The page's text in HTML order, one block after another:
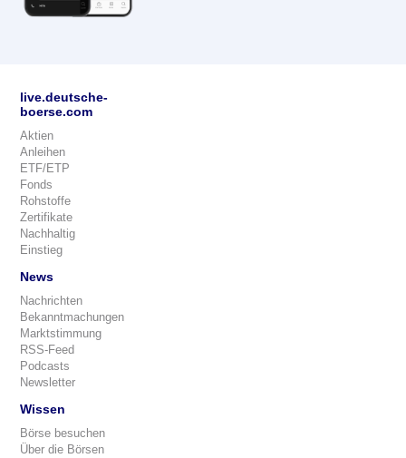
live.deutsche-
boerse.com
Aktien
Anleihen
ETF/ETP
Fonds
Rohstoffe
Zertifikate
Nachhaltig
Einstieg
News
Nachrichten
Bekanntmachungen
Marktstimmung
RSS-Feed
Podcasts
Newsletter
Wissen
Börse besuchen
Über die Börsen